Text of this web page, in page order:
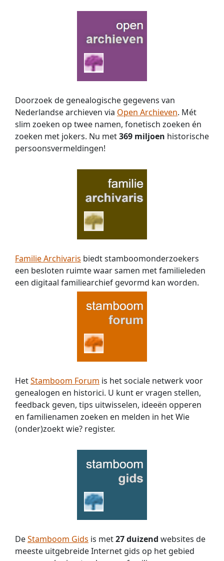
Doorzoek de genealogische gegevens van
Nederlandse archieven via Open Archieven. Mét
slim zoeken op twee namen, fonetisch zoeken én
zoeken met jokers. Nu met369 miljoen historische
persoons­vermeldingen!
Familie Archivaris biedt stamboomonderzoekers
een besloten ruimte waar samen met familieleden
een digitaal familiearchief gevormd kan worden.
HetStamboom Forum is het sociale netwerk voor
genealogen en historici. U kunt er vragen stellen,
feedback geven, tips uitwisselen, ideeën opperen
en familienamen zoeken en melden in het Wie
(onder)zoekt wie? register.
DeStamboom Gids is met27 duizend websites de
meeste uitgebreide Internet gids op het gebied